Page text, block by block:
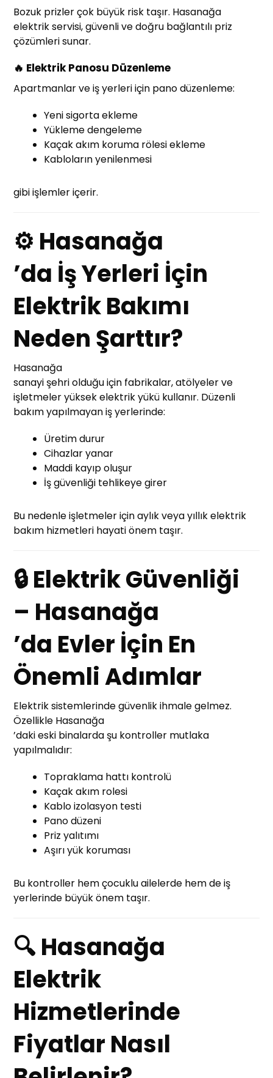
Bozuk prizler çok büyük risk taşır. Hasanağa
elektrik servisi, güvenli ve doğru bağlantılı priz
çözümleri sunar.
🔥 Elektrik Panosu Düzenleme
Apartmanlar ve iş yerleri için pano düzenleme:
Yeni sigorta ekleme
Yükleme dengeleme
Kaçak akım koruma rölesi ekleme
Kabloların yenilenmesi
gibi işlemler içerir.
⚙ Hasanağa
’da İş Yerleri İçin
Elektrik Bakımı
Neden Şarttır?
Hasanağa
sanayi şehri olduğu için fabrikalar, atölyeler ve
işletmeler yüksek elektrik yükü kullanır. Düzenli
bakım yapılmayan iş yerlerinde:
Üretim durur
Cihazlar yanar
Maddi kayıp oluşur
İş güvenliği tehlikeye girer
Bu nedenle işletmeler için aylık veya yıllık elektrik
bakım hizmetleri hayati önem taşır.
🔒 Elektrik Güvenliği
– Hasanağa
’da Evler İçin En
Önemli Adımlar
Elektrik sistemlerinde güvenlik ihmale gelmez.
Özellikle Hasanağa
’daki eski binalarda şu kontroller mutlaka
yapılmalıdır:
Topraklama hattı kontrolü
Kaçak akım rolesi
Kablo izolasyon testi
Pano düzeni
Priz yalıtımı
Aşırı yük koruması
Bu kontroller hem çocuklu ailelerde hem de iş
yerlerinde büyük önem taşır.
🔍 Hasanağa
Elektrik
Hizmetlerinde
Fiyatlar Nasıl